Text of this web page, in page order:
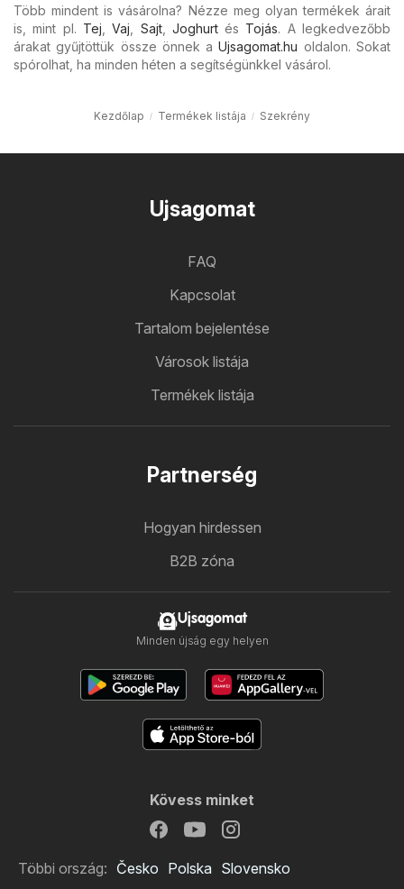
Több mindent is vásárolna? Nézze meg olyan termékek árait
is, mint pl. Tej ,Vaj Sajt, Joghurtés Tojás. A legkedvezőbb
árakat gyűjtöttük össze önnek aUjsagomat.hu oldalon. Sokat
spórolhat, ha minden héten a segítségünkkel vásárol.
Kezdőlap Termékek listája Szekrény
Ujsagomat
FAQ
Kapcsolat
Tartalom bejelentése
Városok listája
Termékek listája
Partnerség
Hogyan hirdessen
B2B zóna
Ujsagomat
Minden újság egy helyen
Kövess minket
Többi ország: Česko Polska Slovensko